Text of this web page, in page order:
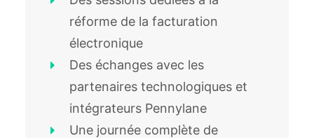
réforme de la facturation
électronique
Des échanges avec les
partenaires technologiques et
intégrateurs Pennylane
Une journée complète de